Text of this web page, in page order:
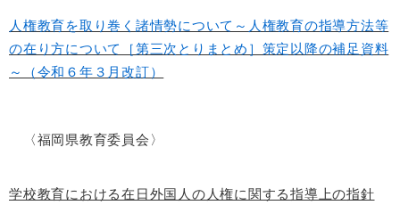
人権教育を取り巻く諸情勢について～人権教育の指導方法等
の在り方について［第三次とりまとめ］策定以降の補足資料
～（令和６年３月改訂）
〈福岡県教育委員会〉
学校教育における在日外国人の人権に関する指導上の指針